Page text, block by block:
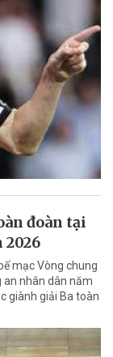
đoàn tại
2026
mạc Vòng chung
an nhân dân năm
giành giải Ba toàn